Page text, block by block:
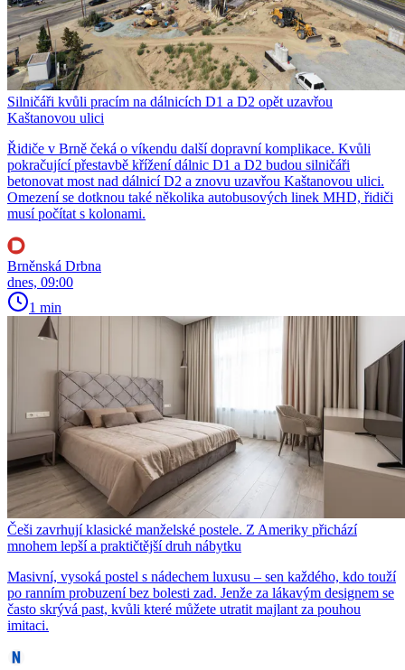
Silničáři kvůli pracím na dálnicích D1 a D2 opět uzavřou
Kaštanovou ulici
Řidiče v Brně čeká o víkendu další dopravní komplikace. Kvůli
pokračující přestavbě křížení dálnic D1 a D2 budou silničáři
betonovat most nad dálnicí D2 a znovu uzavřou Kaštanovou ulici.
Omezení se dotknou také několika autobusových linek MHD, řidiči
musí počítat s kolonami.
Brněnská Drbna
dnes, 09:00
1 min
Češi zavrhují klasické manželské postele. Z Ameriky přichází
mnohem lepší a praktičtější druh nábytku
Masivní, vysoká postel s nádechem luxusu – sen každého, kdo touží
po ranním probuzení bez bolesti zad. Jenže za lákavým designem se
často skrývá past, kvůli které můžete utratit majlant za pouhou
imitaci.